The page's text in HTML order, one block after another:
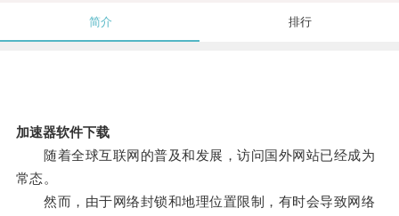
简介 排行
加速器软件下载
随着全球互联网的普及和发展，访问国外网站已经成为
常态。
然而，由于网络封锁和地理位置限制，有时会导致网络